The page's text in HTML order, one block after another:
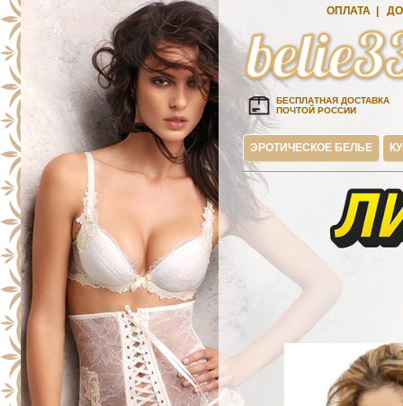
ОПЛАТА
БЕСПЛАТНАЯ ДОСТАВКА
ПОЧТОЙ РОССИИ
ЭРОТИЧЕСКОЕ БЕЛЬЕ